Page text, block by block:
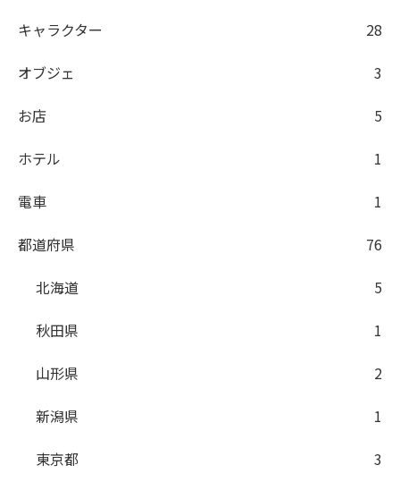
キャラクター
28
オブジェ
3
お店
5
ホテル
1
電車
1
都道府県
76
北海道
5
秋田県
1
山形県
2
新潟県
1
東京都
3